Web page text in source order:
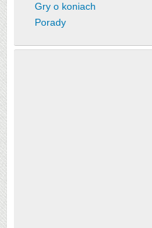
Gry o koniach
Porady